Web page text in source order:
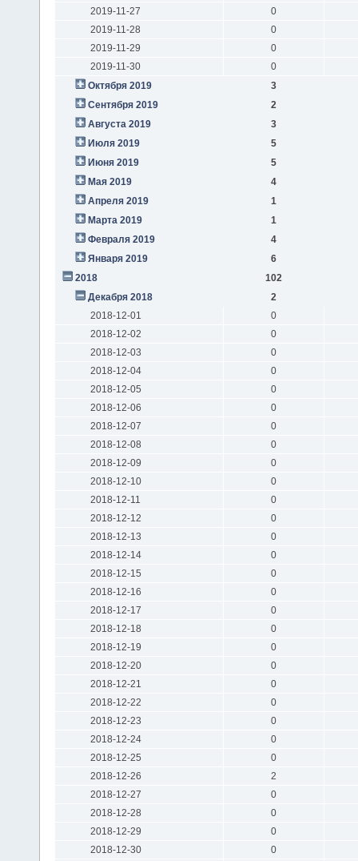
2019-11-27
0
2019-11-28
0
2019-11-29
0
2019-11-30
0
Октября 2019
3
Сентября 2019
2
Августа 2019
3
Июля 2019
5
Июня 2019
5
Мая 2019
4
Апреля 2019
1
Марта 2019
1
Февраля 2019
4
Января 2019
6
2018
102
Декабря 2018
2
2018-12-01
0
2018-12-02
0
2018-12-03
0
2018-12-04
0
2018-12-05
0
2018-12-06
0
2018-12-07
0
2018-12-08
0
2018-12-09
0
2018-12-10
0
2018-12-11
0
2018-12-12
0
2018-12-13
0
2018-12-14
0
2018-12-15
0
2018-12-16
0
2018-12-17
0
2018-12-18
0
2018-12-19
0
2018-12-20
0
2018-12-21
0
2018-12-22
0
2018-12-23
0
2018-12-24
0
2018-12-25
0
2018-12-26
2
2018-12-27
0
2018-12-28
0
2018-12-29
0
2018-12-30
0